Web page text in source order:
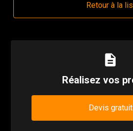
Retour à la
description
Réalisez vos
Devis gratuit